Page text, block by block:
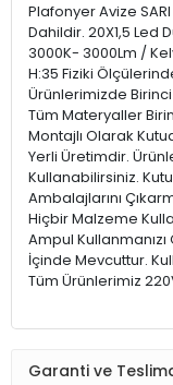
Plafonyer Avize
Dahildir. 20X1,5 Led
3000K- 3000Lm /
H:35 Fiziki
Ürünlerimizde Birinci
Tüm Materyaller
Montajlı Olarak
Yerli Üretimdir.
Kullanabilirsiniz.
Ambalajlarını
Hiçbir Malzeme
Ampul
İçinde Mevcuttur.
Tüm Ürünlerimiz
Garanti ve